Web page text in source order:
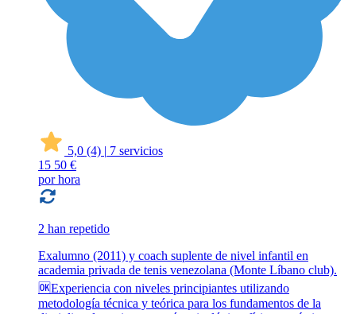
5,0 (4) | 7 servicios
15 50 €
por hora
2 han repetido
Exalumno (2011) y coach suplente de nivel infantil en
academia privada de tenis venezolana (Monte Líbano club).
🆗Experiencia con niveles principiantes utilizando
metodología técnica y teórica para los fundamentos de la